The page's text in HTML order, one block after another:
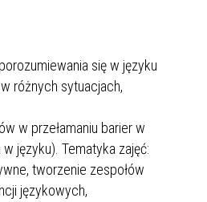
się w języku
różnych sytuacjach,
w przełamaniu barier w
języku). Tematyka zajęć:
tworzenie zespołów
językowych,